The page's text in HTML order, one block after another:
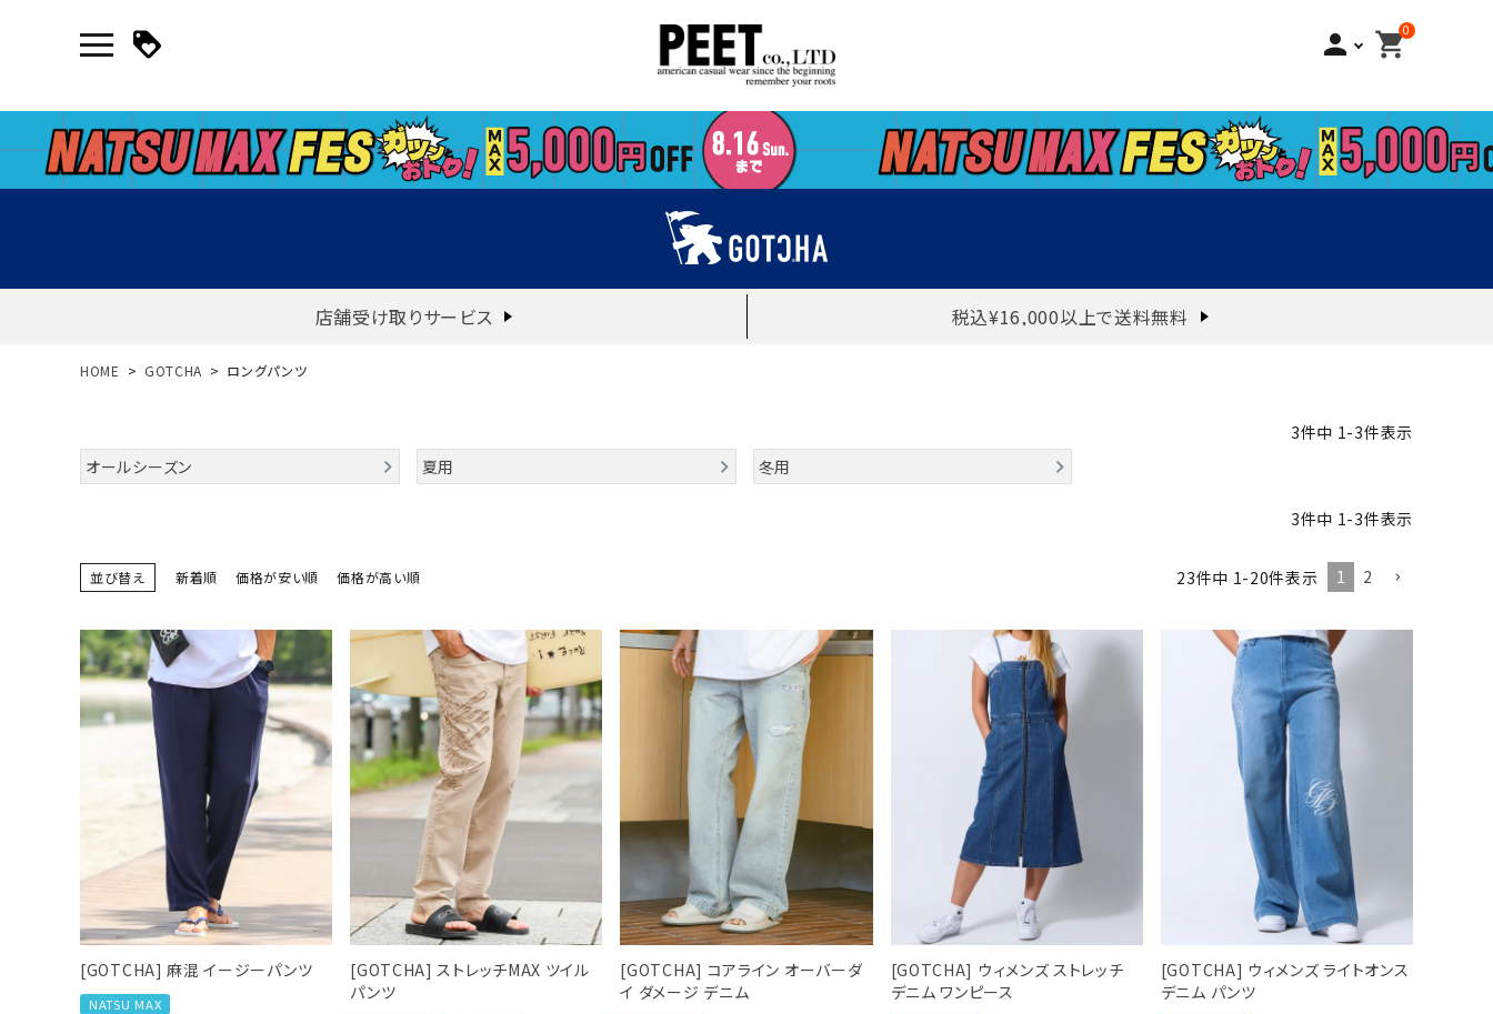
person 0
shopping_cart
店舗受け取りサービス 税込¥16,000以上で送料無料
新規会員登録｜ログイン
ブランドメニュー
新着アイテム
HOME GOTCHA ロングパンツ
3件中 1-3件表示
オールシーズン
夏用 冬用
3件中 1-3件表示
並び替え 新着順 価格が安い順 価格が高い順 23件中 1-20件表示 1 2
[GOTCHA] 麻混 イージーパンツ
NATSU MAX
[GOTCHA] ストレッチMAX ツイル
パンツ
[GOTCHA] コアライン オーバーダ
イ ダメージ デニム
[GOTCHA] ウィメンズ ストレッチ
デニム ワンピース
[GOTCHA] ウィメンズ ライトオンス
デニム パンツ